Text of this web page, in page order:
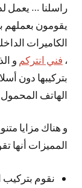
راسلنا … يعمل
يقومون بعملهم
الكاميرات
، فني انتركم و
بتركيبها دون
الهاتف المحمول
و هناك مزايا
المميزات أنها
نقوم بتركيب